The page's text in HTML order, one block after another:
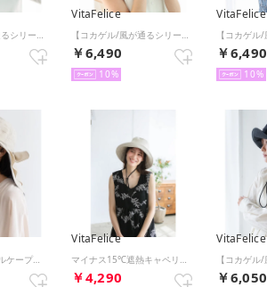
VitaFelice
￥6,490
10
VitaFelice
￥6,490
10
VitaFelice
￥4,290
VitaFelice
￥6,050